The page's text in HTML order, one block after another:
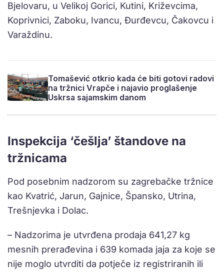
Bjelovaru, u Velikoj Gorici, Kutini, Križevcima,
Koprivnici, Zaboku, Ivancu, Đurđevcu, Čakovcu i
Varaždinu.
Tomašević otkrio kada će biti gotovi radovi
na tržnici Vrapče i najavio proglašenje
Uskrsa sajamskim danom
Inspekcija ‘češlja’ štandove na
tržnicama
Pod posebnim nadzorom su zagrebačke tržnice
kao Kvatrić, Jarun, Gajnice, Špansko, Utrina,
Trešnjevka i Dolac.
– Nadzorima je utvrđena prodaja 641,27 kg
mesnih prerađevina i 639 komada jaja za koje se
nije moglo utvrditi da potječe iz registriranih ili